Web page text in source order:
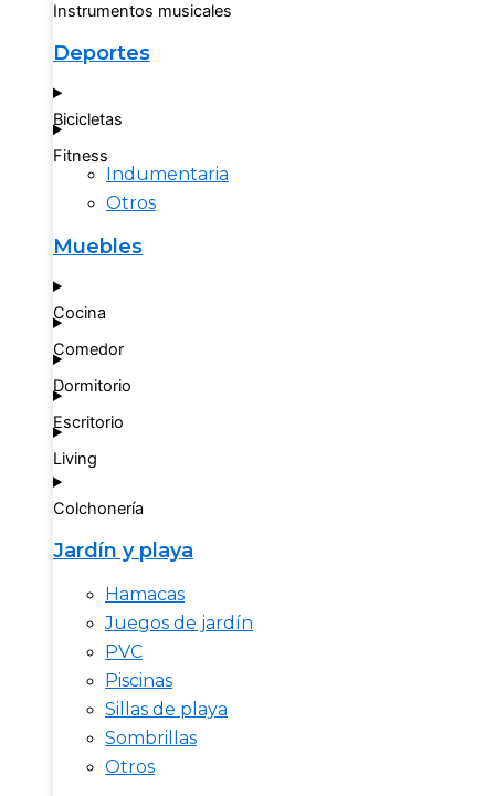
Instrumentos musicales
Deportes
Bicicletas
Fitness
Indumentaria
Otros
Muebles
Cocina
Comedor
Dormitorio
Escritorio
Living
Colchonería
Jardín y playa
Hamacas
Juegos de jardín
PVC
Piscinas
Sillas de playa
Sombrillas
Otros